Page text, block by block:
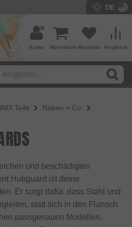
DE
Vergleich
Merkliste
Warenkorb
Konto
Teile
Naben + Co.
und beschädigten
Hubguard ist deine
Er sorgt dafür, dass Stahl und
statt sich in den Flansch
passgenauen Modellen,